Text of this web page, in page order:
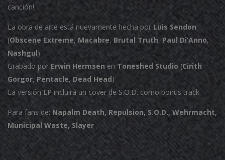
canción!
La obra de arte está nuevamente hecha porLuis Sendon
(Obscene Extreme, Macabre, Brutal Truth, Paul Di’Anno,
Nashgul)
Grabado por Erwin Hermsen en Toneshed Studio (Cirith
Gorgor, Pentacle, Dead Head)
La versión LP incluirá un cover de S.O.D. como bonus track
Para fans de: Napalm Death, Repulsion, S.O.D., Wehrmacht,
Municipal Waste, Slayer